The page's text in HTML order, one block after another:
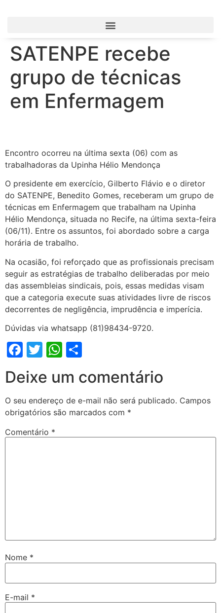
SATENPE recebe
grupo de técnicas
em Enfermagem
Encontro ocorreu na última sexta (06) com as
trabalhadoras da Upinha Hélio Mendonça
O presidente em exercício, Gilberto Flávio e o diretor
do SATENPE, Benedito Gomes, receberam um grupo de
técnicas em Enfermagem que trabalham na Upinha
Hélio Mendonça, situada no Recife, na última sexta-feira
(06/11). Entre os assuntos, foi abordado sobre a carga
horária de trabalho.
Na ocasião, foi reforçado que as profissionais precisam
seguir as estratégias de trabalho deliberadas por meio
das assembleias sindicais, pois, essas medidas visam
que a categoria execute suas atividades livre de riscos
decorrentes de negligência, imprudência e imperícia.
Dúvidas via whatsapp (81)98434-9720.
Facebook
TwitterWhatsApp
Deixe um comentário
O seu endereço de e-mail não será publicado. Campos
obrigatórios são marcados com *
Comentário *
Nome *
E-mail *